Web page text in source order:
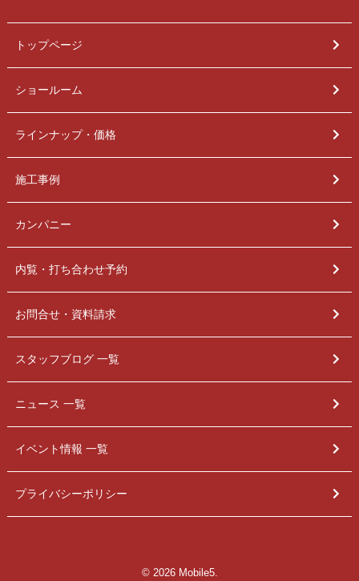
トップページ
ショールーム
ラインナップ・価格
施工事例
カンパニー
内覧・打ち合わせ予約
お問合せ・資料請求
スタッフブログ 一覧
ニュース 一覧
イベント情報 一覧
プライバシーポリシー
© 2026 Mobile5.